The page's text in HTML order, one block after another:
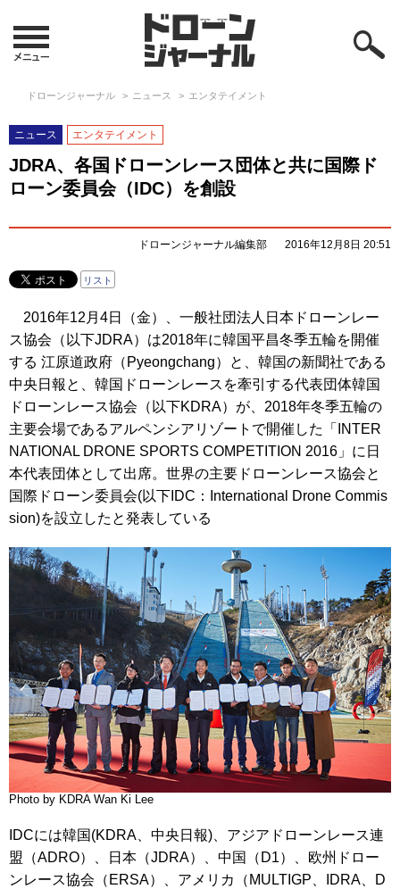
ドローンジャーナル ニュース エンタテイメント
ニュース エンタテイメント
JDRA、各国ドローンレース団体と共に国際ド
ローン委員会（IDC）を創設
ドローンジャーナル編集部 2016年12月8日 20:51
リスト
2016年12月4日（金）、一般社団法人日本ドローンレー
ス協会（以下JDRA）は2018年に韓国平昌冬季五輪を開催
する 江原道政府（Pyeongchang）と、韓国の新聞社である
中央日報と、韓国ドローンレースを牽引する代表団体韓国
ドローンレース協会（以下KDRA）が、2018年冬季五輪の
主要会場であるアルペンシアリゾートで開催した「INTER
NATIONAL DRONE SPORTS COMPETITION 2016」に日
本代表団体として出席。世界の主要ドローンレース協会と
国際ドローン委員会(以下IDC：International Drone Commis
sion)を設立したと発表している
Photo by KDRA Wan Ki Lee
IDCには韓国(KDRA、中央日報)、アジアドローンレース連
盟（ADRO）、日本（JDRA）、中国（D1）、欧州ドロー
ンレース協会（ERSA）、アメリカ（MULTIGP、IDRA、D